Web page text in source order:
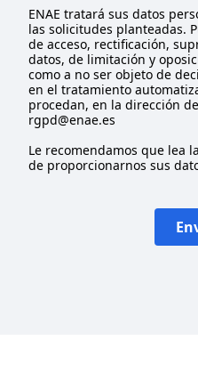
ENAE tratará sus datos
las solicitudes planteadas.
de acceso, rectificación,
datos, de limitación y
como a no ser objeto de
en el tratamiento
procedan, en la dirección
rgpd@enae.es
Le recomendamos que lea la
de proporcionarnos sus